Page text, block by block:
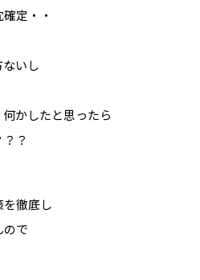
定・・
いし
かしたと思ったら
？
徹底し
ので